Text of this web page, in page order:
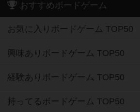
おすすめボードゲーム
お気に入りボードゲーム TOP50
興味ありボードゲーム TOP50
経験ありボードゲーム TOP50
持ってるボードゲーム TOP50